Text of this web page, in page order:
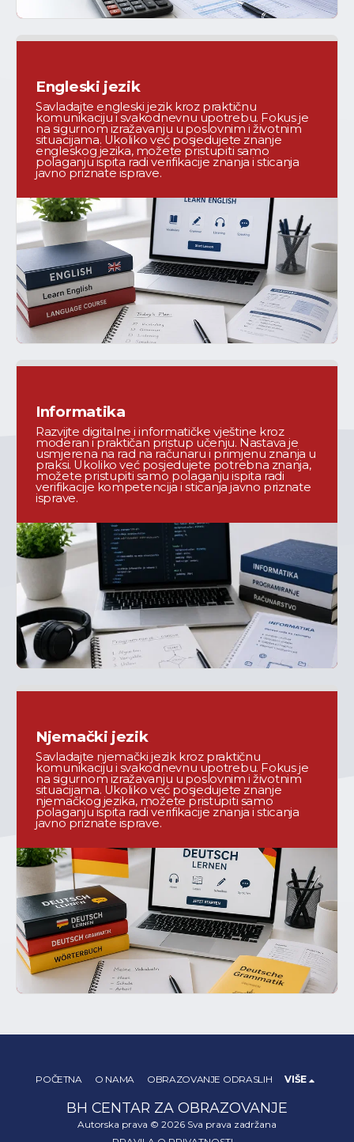
Engleski jezik
Savladajte engleski jezik kroz praktičnu
komunikaciju i svakodnevnu upotrebu. Fokus je
na sigurnom izražavanju u poslovnim i životnim
situacijama. Ukoliko već posjedujete znanje
engleskog jezika, možete pristupiti samo
polaganju ispita radi verifikacije znanja i sticanja
javno priznate isprave.
Informatika
Razvijte digitalne i informatičke vještine kroz
moderan i praktičan pristup učenju. Nastava je
usmjerena na rad na računaru i primjenu znanja u
praksi. Ukoliko već posjedujete potrebna znanja,
možete pristupiti samo polaganju ispita radi
verifikacije kompetencija i sticanja javno priznate
isprave.
Njemački jezik
Savladajte njemački jezik kroz praktičnu
komunikaciju i svakodnevnu upotrebu. Fokus je
na sigurnom izražavanju u poslovnim i životnim
situacijama. Ukoliko već posjedujete znanje
njemačkog jezika, možete pristupiti samo
polaganju ispita radi verifikacije znanja i sticanja
javno priznate isprave.
BH CENTAR ZA OBRAZOVANJE
Autorska prava © 2026 Sva prava zadržana
POČETNA O NAMA OBRAZOVANJE ODRASLIH VIŠE